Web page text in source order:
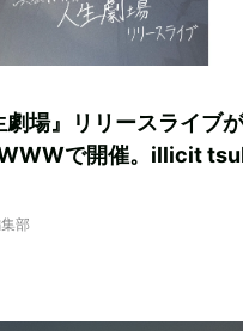
場』リリースライブ
で開催。illicit
部